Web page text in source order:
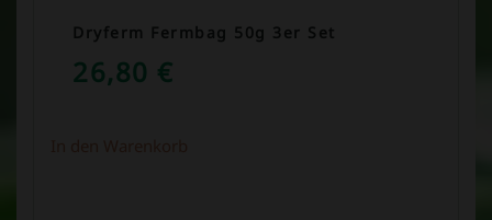
Dryferm Fermbag 50g 3er Set
26,80 €